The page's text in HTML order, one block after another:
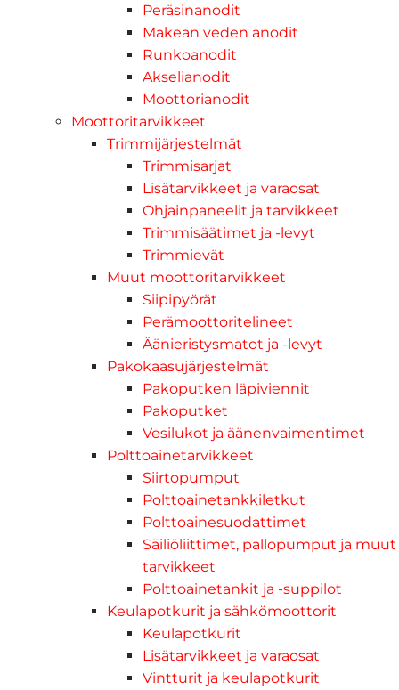
Peräsinanodit
Makean veden anodit
Runkoanodit
Akselianodit
Moottorianodit
Moottoritarvikkeet
Trimmijärjestelmät
Trimmisarjat
Lisätarvikkeet ja varaosat
Ohjainpaneelit ja tarvikkeet
Trimmisäätimet ja -levyt
Trimmievät
Muut moottoritarvikkeet
Siipipyörät
Perämoottoritelineet
Äänieristysmatot ja -levyt
Pakokaasujärjestelmät
Pakoputken läpiviennit
Pakoputket
Vesilukot ja äänenvaimentimet
Polttoainetarvikkeet
Siirtopumput
Polttoainetankkiletkut
Polttoainesuodattimet
Säiliöliittimet, pallopumput ja muut
tarvikkeet
Polttoainetankit ja -suppilot
Keulapotkurit ja sähkömoottorit
Keulapotkurit
Lisätarvikkeet ja varaosat
Vintturit ja keulapotkurit